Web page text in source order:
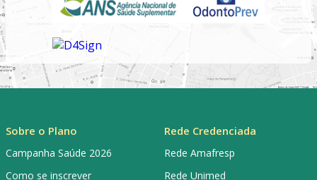
Sobre o Plano
Campanha Saúde 2026
Como se inscrever
Rede Credenciada
Rede Amafresp
Rede Unimed